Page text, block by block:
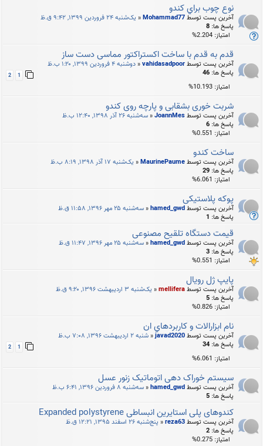
نوع چوب براي كندو
آخرین پست توسطMohammad77
« یک‌شنبه ۲۴ فروردین ۱۳۹۹, ۹:۴۲ ق.ظ
پاسخ ها: 8
امتیاز: 2.204%
قدم به قدم با ساخت اکستراکتور مماسی دست ساز
آخرین پست توسطvahidasadpoor
«دوشنبه ۴ فروردین ۱۳۹۹, ۱:۲۰ ب.ظ
پاسخ ها: 46
1
2
امتیاز: 10.193%
شربت خوری بشقابی و پارچه روی کندو
آخرین پست توسطJoannMes
«سه‌شنبه ۲۶ آذر ۱۳۹۸, ۱۲:۴۰ ب.ظ
پاسخ ها: 6
امتیاز: 0.551%
ساخت کندو
آخرین پست توسطMaurinePaume
« یک‌شنبه ۱۷ آذر ۱۳۹۸, ۸:۱۹ ب.ظ
پاسخ ها: 29
امتیاز: 6.061%
پوکه پلاستیکی
آخرین پست توسطhamed_gwd
«سه‌شنبه ۲۵ مهر ۱۳۹۶, ۱۱:۵۸ ق.ظ
پاسخ ها: 1
قیمت دستگاه تلقیح مصنوعی
آخرین پست توسطhamed_gwd
«سه‌شنبه ۲۵ مهر ۱۳۹۶, ۱۱:۴۷ ق.ظ
پاسخ ها: 3
امتیاز: 0.551%
پایپ ژل رویال
آخرین پست توسطmellifera
« یک‌شنبه ۳ اردیبهشت ۱۳۹۶, ۹:۲۰ ق.ظ
پاسخ ها: 5
امتیاز: 0.826%
نام ابزارالات و كاربردهاي ان
آخرین پست توسطjavad2020
«شنبه ۲ اردیبهشت ۱۳۹۶, ۷:۰۸ ب.ظ
پاسخ ها: 34
1
2
امتیاز: 6.061%
سیستم خوراک دهی اتوماتیک زنور عسل
آخرین پست توسطhamed_gwd
«سه‌شنبه ۸ فروردین ۱۳۹۶, ۶:۴۱ ب.ظ
پاسخ ها: 5
کندوهای پلی استایرین انبساطی Expanded polystyrene
آخرین پست توسطreza63
« پنج‌شنبه ۲۶ اسفند ۱۳۹۵, ۱۲:۲۱ ق.ظ
پاسخ ها: 2
امتیاز: 0.275%